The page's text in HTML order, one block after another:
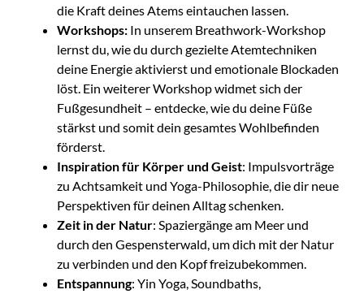
die Kraft deines Atems eintauchen lassen.
Workshops: In unserem Breathwork-Workshop
lernst du, wie du durch gezielte Atemtechniken
deine Energie aktivierst und emotionale Blockaden
löst. Ein weiterer Workshop widmet sich der
Fußgesundheit – entdecke, wie du deine Füße
stärkst und somit dein gesamtes Wohlbefinden
förderst.
Inspiration für Körper und Geist: Impulsvorträge
zu Achtsamkeit und Yoga-Philosophie, die dir neue
Perspektiven für deinen Alltag schenken.
Zeit in der Natur: Spaziergänge am Meer und
durch den Gespensterwald, um dich mit der Natur
zu verbinden und den Kopf freizubekommen.
Entspannung: Yin Yoga, Soundbaths,